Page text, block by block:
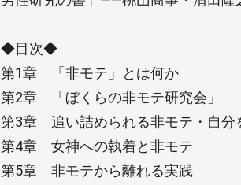
◆目次◆
第1章 「非モテ」とは何か
第2章 「ぼくらの非モテ研究会」
第3章 追い詰められる非モテ・自分
第4章 女神への執着と非モテ
第5章 非モテから離れる実践